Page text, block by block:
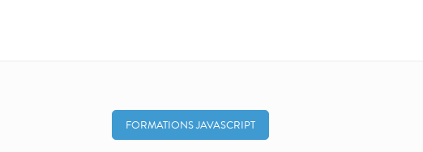
FORMATIONS JAVASCRIPT